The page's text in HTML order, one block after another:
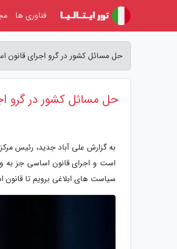
حل مسائل کشور در گرو اجرای
حل مسائل کشور در گرو
به گزارش علی آباد جدید، رئیس
است و اجرای قانون اساسی جز به
سیاست های ابلاغی برویم تا قانون
فناوری ها